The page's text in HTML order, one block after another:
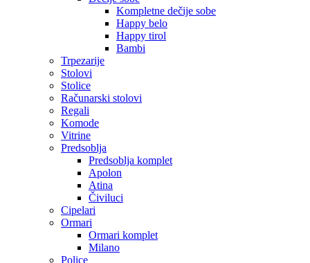
Kompletne dečije sobe
Happy belo
Happy tirol
Bambi
Trpezarije
Stolovi
Stolice
Računarski stolovi
Regali
Komode
Vitrine
Predsoblja
Predsoblja komplet
Apolon
Atina
Čiviluci
Cipelari
Ormari
Ormari komplet
Milano
Police